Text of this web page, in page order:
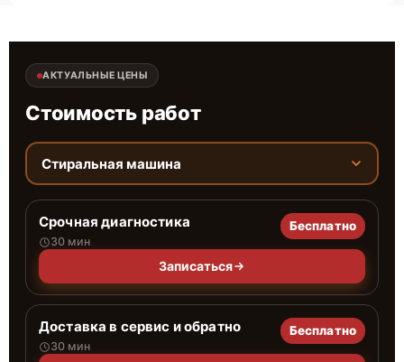
АКТУАЛЬНЫЕ ЦЕНЫ
Стоимость работ
Стиральная машина
Срочная диагностика
30 мин
Бесплатно
Записаться
Доставка в сервис и обратно
30 мин
Бесплатно